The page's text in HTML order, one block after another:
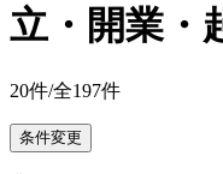
立・開業・
20件/全197件
条件変更